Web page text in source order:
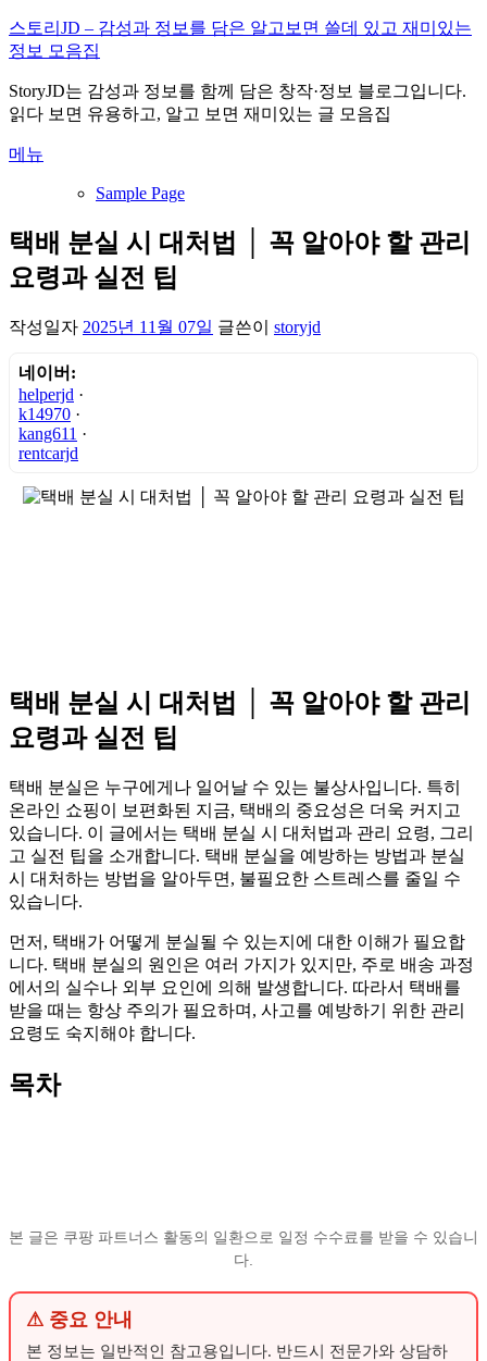
내
용
로
바
가
스토리JD – 감성과 정보를 담은 알고보면 쓸데 있고 재미있는
정보 모음집
StoryJD는 감성과 정보를 함께 담은 창작·정보 블로그입니다.
읽다 보면 유용하고, 알고 보면 재미있는 글 모음집
메뉴
Sample Page
택배 분실 시 대처법 │ 꼭 알아야 할 관리
요령과 실전 팁
작성일자 2025년 11월 07일 글쓴이 storyjd
네이버:
helperjd ·
k14970 ·
kang611 ·
rentcarjd
택배 분실 시 대처법 │ 꼭 알아야 할 관리
요령과 실전 팁
택배 분실은 누구에게나 일어날 수 있는 불상사입니다. 특히
온라인 쇼핑이 보편화된 지금, 택배의 중요성은 더욱 커지고
있습니다. 이 글에서는 택배 분실 시 대처법과 관리 요령, 그리
고 실전 팁을 소개합니다. 택배 분실을 예방하는 방법과 분실
시 대처하는 방법을 알아두면, 불필요한 스트레스를 줄일 수
있습니다.
먼저, 택배가 어떻게 분실될 수 있는지에 대한 이해가 필요합
니다. 택배 분실의 원인은 여러 가지가 있지만, 주로 배송 과정
에서의 실수나 외부 요인에 의해 발생합니다. 따라서 택배를
받을 때는 항상 주의가 필요하며, 사고를 예방하기 위한 관리
요령도 숙지해야 합니다.
목차
본 글은 쿠팡 파트너스 활동의 일환으로 일정 수수료를 받을 수 있습니
다.
⚠ 중요 안내
본 정보는 일반적인 참고용입니다. 반드시 전문가와 상담하